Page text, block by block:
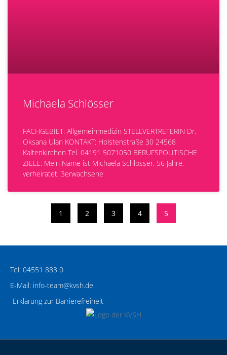
Michaela Schlösser
FACHGEBIET: Allgemeinmedizin STELLVERTRETERIN Dr.
Oksana Ulan KONTAKT: Holstenstraße 30 24568
Kaltenkirchen Tel. 04191 5071050 BERUFSPOLITISCHE
ZIELE: Mein Name ist Michaela Schlösser, 56 Jahre,
verheiratet, 3erwachsene
1 2 3 4 5
Tel: 04551 883 0
E-Mail: info-team@kvsh.de
Erklärung zur Barrierefreiheit